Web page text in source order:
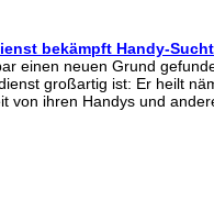
bekämpft Handy-Sucht
einen neuen Grund
großartig ist: Er heilt
von ihren Handys und